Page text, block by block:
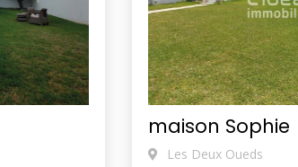
maison Sophie
Les Deux Oueds